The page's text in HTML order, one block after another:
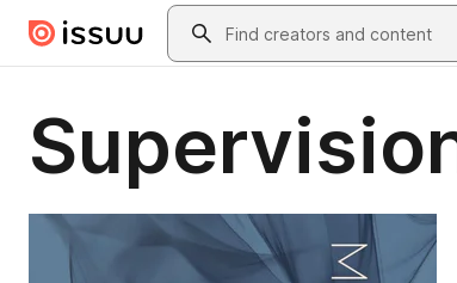
Skip to main contentSearch